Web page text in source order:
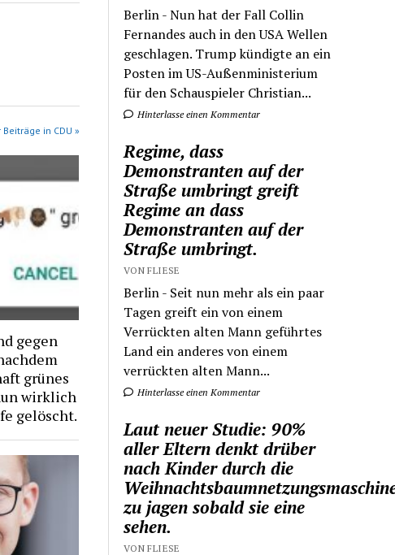
Beiträge in CDU »
gegen
grünes
wirklich
gelöscht.
Berlin - Nun hat der Fall Collin
Fernandes auch in den USA Wellen
geschlagen. Trump kündigte an ein
Posten im US-Außenministerium
für den Schauspieler Christian...
Hinterlasse einen Kommentar
Regime, dass
Demonstranten auf der
Straße umbringt greift
Regime an dass
Demonstranten auf der
Straße umbringt.
VON FLIESE
Berlin - Seit nun mehr als ein paar
Tagen greift ein von einem
Verrückten alten Mann geführtes
Land ein anderes von einem
verrückten alten Mann...
Hinterlasse einen Kommentar
Laut neuer Studie: 90%
aller Eltern denkt drüber
nach Kinder durch die
zu jagen sobald sie eine
sehen.
VON FLIESE